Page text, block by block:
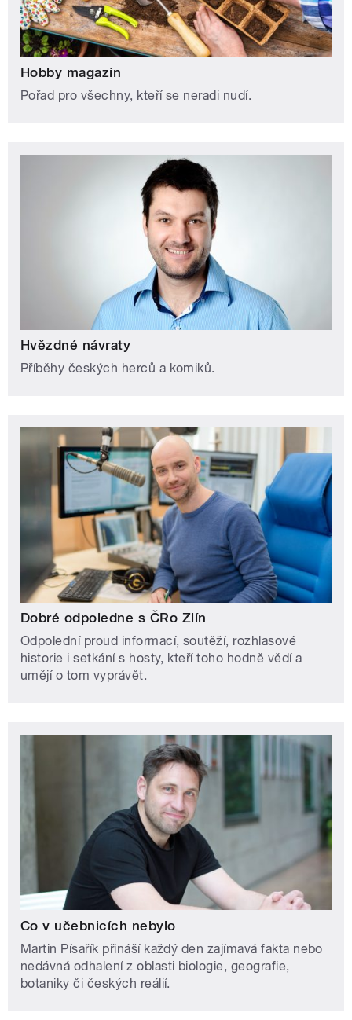
Hobby magazín
Pořad pro všechny, kteří se neradi nudí.
Hvězdné návraty
Příběhy českých herců a komiků.
Dobré odpoledne s ČRo Zlín
Odpolední proud informací, soutěží, rozhlasové
historie i setkání s hosty, kteří toho hodně vědí a
umějí o tom vyprávět.
Co v učebnicích nebylo
Martin Písařík přináší každý den zajímavá fakta nebo
nedávná odhalení z oblasti biologie, geografie,
botaniky či českých reálií.